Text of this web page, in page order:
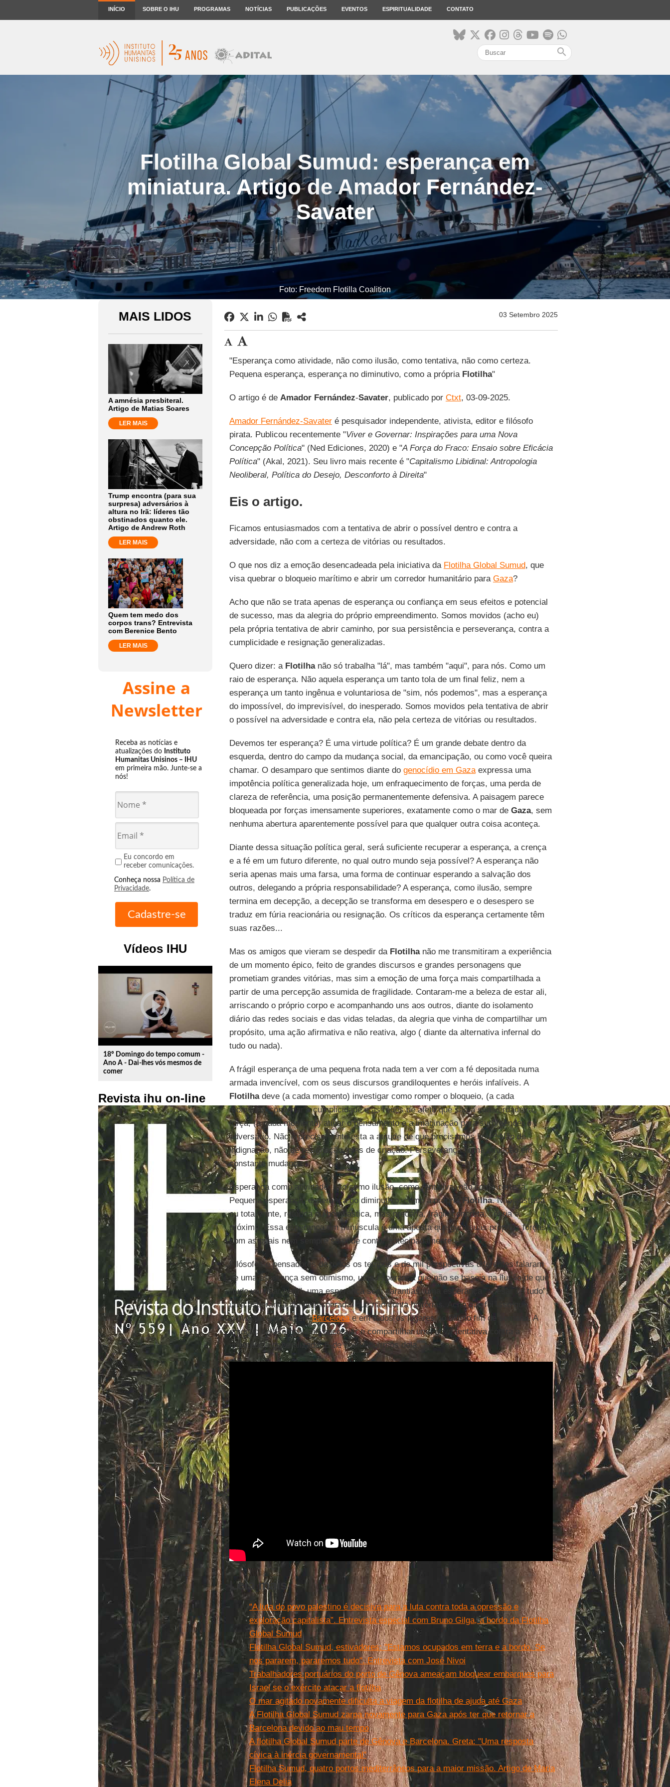
INÍCIO SOBRE O IHU PROGRAMAS NOTÍCIAS PUBLICAÇÕES EVENTOS ESPIRITUALIDADE CONTATO
search
Flotilha Global Sumud: esperança em
miniatura. Artigo de Amador Fernández-
Savater
Foto: Freedom Flotilla Coalition
MAIS LIDOS
A amnésia presbiteral.
Artigo de Matias Soares
LER MAIS
Trump encontra (para sua
surpresa) adversários à
altura no Irã: líderes tão
obstinados quanto ele.
Artigo de Andrew Roth
LER MAIS
Quem tem medo dos
corpos trans? Entrevista
com Berenice Bento
LER MAIS
Assine a
Newsletter
Receba as notícias e
atualizações do Instituto
Humanitas Unisinos – IHU
em primeira mão. Junte-se a
nós!
Eu concordo em
receber comunicações.
Conheça nossa Política de
Privacidade.
Vídeos IHU
play_circle_outline
18º Domingo do tempo comum -
Ano A - Dai-lhes vós mesmos de
comer
Revista ihu on-line
03 Setembro 2025
"Esperança como atividade, não como ilusão, como tentativa, não como certeza.
Pequena esperança, esperança no diminutivo, como a própria Flotilha"
O artigo é de Amador Fernández-Savater, publicado por Ctxt, 03-09-2025.
Amador Fernández-Savateré pesquisador independente, ativista, editor e filósofo
pirata. Publicou recentemente "Viver e Governar: Inspirações para uma Nova
Concepção Política" (Ned Ediciones, 2020) e "A Força do Fraco: Ensaio sobre Eficácia
Política" (Akal, 2021). Seu livro mais recente é "Capitalismo Libidinal: Antropologia
Neoliberal, Política do Desejo, Desconforto à Direita"
Eis o artigo.
Ficamos entusiasmados com a tentativa de abrir o possível dentro e contra a
adversidade, não com a certeza de vitórias ou resultados.
O que nos diz a emoção desencadeada pela iniciativa da Flotilha Global Sumud, que
visa quebrar o bloqueio marítimo e abrir um corredor humanitário para Gaza?
Acho que não se trata apenas de esperança ou confiança em seus efeitos e potencial
de sucesso, mas da alegria do próprio empreendimento. Somos movidos (acho eu)
pela própria tentativa de abrir caminho, por sua persistência e perseverança, contra a
cumplicidade e resignação generalizadas.
Quero dizer: a Flotilhanão só trabalha "lá", mas também "aqui", para nós. Como um
raio de esperança. Não aquela esperança um tanto tola de um final feliz, nem a
esperança um tanto ingênua e voluntariosa de "sim, nós podemos", mas a esperança
do impossível, do imprevisível, do inesperado. Somos movidos pela tentativa de abrir
o possível na adversidade e contra ela, não pela certeza de vitórias ou resultados.
Devemos ter esperança? É uma virtude política? É um grande debate dentro da
esquerda, dentro do campo da mudança social, da emancipação, ou como você queira
chamar. O desamparo que sentimos diante do genocídio em Gazaexpressa uma
impotência política generalizada hoje, um enfraquecimento de forças, uma perda de
clareza de referência, uma posição permanentemente defensiva. A paisagem parece
bloqueada por forças imensamente superiores, exatamente como o mar de Gaza, sem
nenhuma abertura aparentemente possível para que qualquer outra coisa aconteça.
Diante dessa situação política geral, será suficiente recuperar a esperança, a crença
e a fé em um futuro diferente, no qual outro mundo seja possível? A esperança não
seria apenas mais uma farsa, uma forma de continuar esperando a salvação dos
outros, delegando a própria responsabilidade? A esperança, como ilusão, sempre
termina em decepção, a decepção se transforma em desespero e o desespero se
traduz em fúria reacionária ou resignação. Os críticos da esperança certamente têm
suas razões...
Mas os amigos que vieram se despedir da Flotilhanão me transmitiram a experiência
de um momento épico, feito de grandes discursos e grandes personagens que
prometiam grandes vitórias, mas sim a emoção de uma força mais compartilhada a
partir de uma percepção assumida de fragilidade. Contaram-me a beleza de estar ali,
arriscando o próprio corpo e acompanhando uns aos outros, diante do isolamento
diário das redes sociais e das vidas teladas, da alegria que vinha de compartilhar um
propósito, uma ação afirmativa e não reativa, algo ( diante da alternativa infernal do
tudo ou nada).
A frágil esperança de uma pequena frota nada tem a ver com a fé depositada numa
armada invencível, com os seus discursos grandiloquentes e heróis infalíveis. A
Flotilhadeve (a cada momento) investigar como romper o bloqueio, (a cada
momento) convocar a cumplicidade e as redes de afeto que são a sua verdadeira
força, (a cada momento) ativar o pensamento e a imaginação para surpreender o
adversário. Não é precisamente esta a atitude de que precisamos hoje? Não de
indignação, não de resignação, mas de criação. Perseverança numa situação em
constante mudança.
Esperança como atividade, não como ilusão, como tentativa, não como certeza.
Pequena esperança, esperança no diminutivo, como a própria Flotilha. Não abstrata
ou totalizante, retórica ou bombástica, mas precária, frágil, concreta, sóbria e
próxima. Essa esperança em minúscula é uma aposta que gera suas próprias forças,
com as quais nem sempre se pode contar antecipadamente.
Filósofos e pensadores de todos os tempos e de mil perspectivas diferentes falaram
de uma esperança sem otimismo, uma esperança que não se baseia na ilusão de que
"tudo vai ficar bem", uma esperança sem garantias, uma esperança "apesar de tudo",
uma esperança até desesperada, que não conta histórias. Acho que foi isso que
provocou emoção emBarcelonae em todos os lugares no último fim de semana. A
emoção de acompanhar, encorajar e compartilhar uma nova tentativa contra a
impotência generalizada. E de nos imbuirmos dela.
Leia mais
“A luta do povo palestino é decisiva para a luta contra toda a opressão e
exploração capitalista”. Entrevista especial com Bruno Gilga, a bordo da Flotilha
Global Sumud
Flotilha Global Sumud, estivadores: "Estamos ocupados em terra e a bordo. Se
nos pararem, pararemos tudo". Entrevista com José Nivoi
Trabalhadores portuários do porto de Gênova ameaçam bloquear embarques para
Israel se o exército atacar a flotilha
O mar agitado novamente dificulta a viagem da flotilha de ajuda até Gaza
A Flotilha Global Sumud zarpa novamente para Gaza após ter que retornar a
Barcelona devido ao mau tempo
A flotilha Global Sumud parte de Gênova e Barcelona. Greta: "Uma resposta
cívica à inércia governamental"
Flotilha Sumud, quatro portos mediterrâneos para a maior missão. Artigo de Maria
Elena Delia